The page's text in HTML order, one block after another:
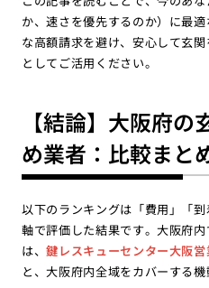
か、速さを優先するのか）に最
な高額請求を避け、安心して玄
としてご活用ください。
【結論】大阪府
め業者：比較まと
以下のランキングは「費用」「
軸で評価した結果です。大阪府
は、鍵レスキューセンター大阪営
と、大阪府内全域をカバーする